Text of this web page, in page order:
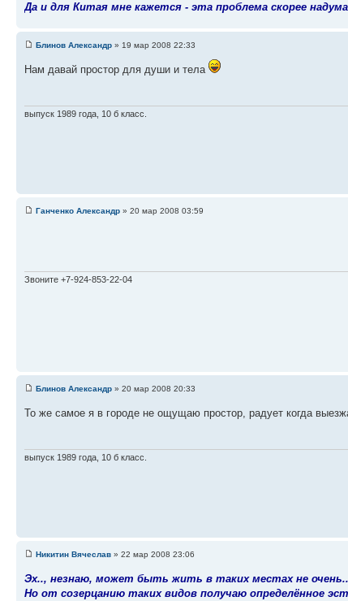
Да и для Китая мне кажется - эта проблема скорее
Блинов Александр » 19 мар 2008 22:33
Нам давай простор для души и тела
выпуск 1989 года, 10 б класс.
Ганченко Александр » 20 мар 2008 03:59
Звоните +7-924-853-22-04
Блинов Александр » 20 мар 2008 20:33
То же самое я в городе не ощущаю простор, радует когда
выпуск 1989 года, 10 б класс.
Никитин Вячеслав » 22 мар 2008 23:06
Эх.., незнаю, может быть жить в таких местах не
Но от созерцанию таких видов получаю определённое